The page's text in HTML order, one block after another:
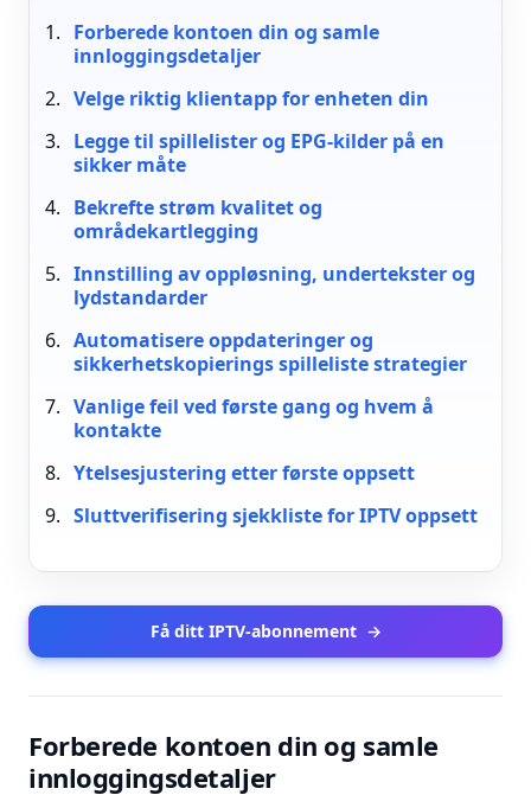
Forberede kontoen din og samle
innloggingsdetaljer
Velge riktig klientapp for enheten din
Legge til spillelister og EPG-kilder på en
sikker måte
Bekrefte strøm kvalitet og
områdekartlegging
Innstilling av oppløsning, undertekster og
lydstandarder
Automatisere oppdateringer og
sikkerhetskopierings spilleliste strategier
Vanlige feil ved første gang og hvem å
kontakte
Ytelsesjustering etter første oppsett
Sluttverifisering sjekkliste for IPTV oppsett
Få ditt IPTV-abonnement →
Forberede kontoen din og samle
innloggingsdetaljer